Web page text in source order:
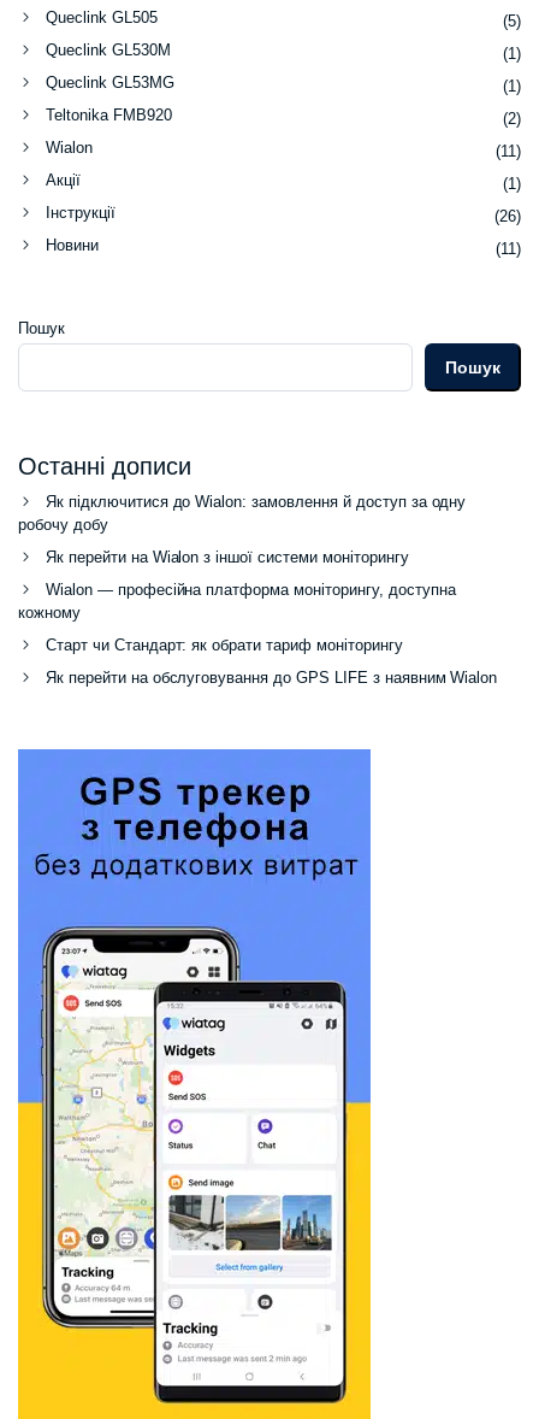
Queclink GL505
(5)
Queclink GL530M
(1)
Queclink GL53MG
(1)
Teltonika FMB920
(2)
Wialon
(11)
Акції
(1)
Інструкції
(26)
Новини
(11)
Пошук
Пошук
Останні дописи
Як підключитися до Wialon: замовлення й доступ за одну
робочу добу
Як перейти на Wialon з іншої системи моніторингу
Wialon — професійна платформа моніторингу, доступна
кожному
Старт чи Стандарт: як обрати тариф моніторингу
Як перейти на обслуговування до GPS LIFE з наявним Wialon